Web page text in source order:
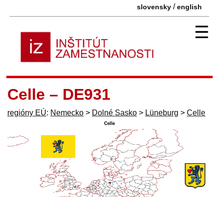
slovensky /english
☰
Celle – DE931
regióny EÚ: Nemecko > Dolné Sasko > Lüneburg > Celle